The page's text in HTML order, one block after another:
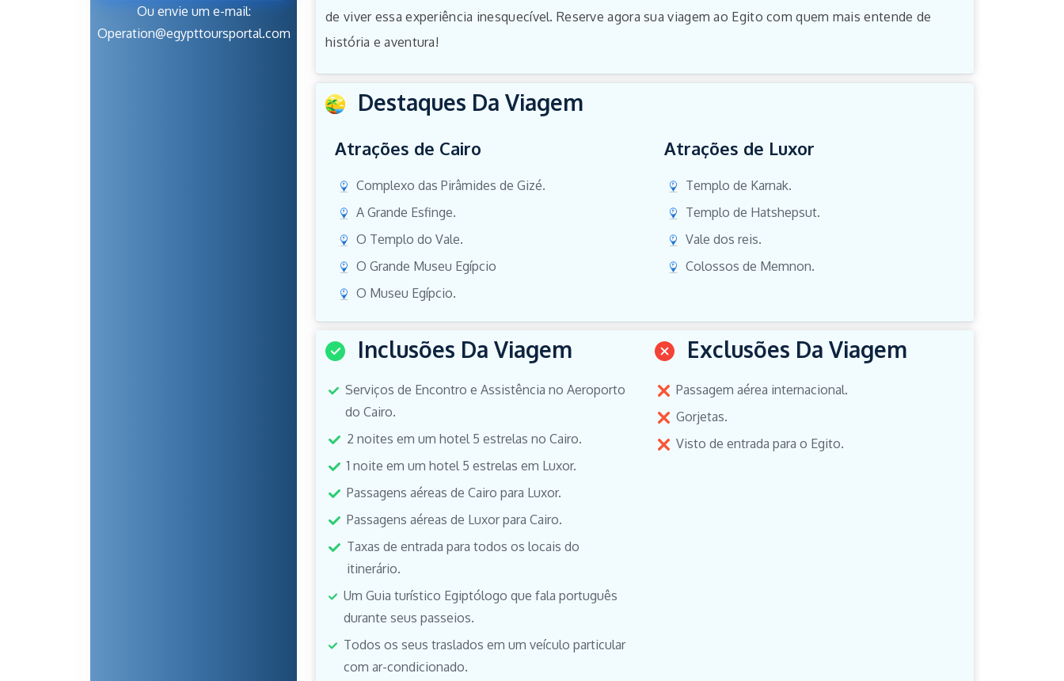
Ou envie um e-mail:
Operation@egypttoursportal.com
de viver essa experiência inesquecível. Reserve agora sua viagem ao Egito com quem mais entende de
história e aventura!
Destaques Da Viagem
Atrações de Cairo
Complexo das Pirâmides de Gizé.
A Grande Esfinge.
O Templo do Vale.
O Grande Museu Egípcio
O Museu Egípcio.
Atrações de Luxor
Templo de Karnak.
Templo de Hatshepsut.
Vale dos reis.
Colossos de Memnon.
Inclusões Da Viagem
Serviços de Encontro e Assistência no Aeroporto
do Cairo.
2 noites em um hotel 5 estrelas no Cairo.
1 noite em um hotel 5 estrelas em Luxor.
Passagens aéreas de Cairo para Luxor.
Passagens aéreas de Luxor para Cairo.
Taxas de entrada para todos os locais do
itinerário.
Um Guia turístico Egiptólogo que fala português
durante seus passeios.
Todos os seus traslados em um veículo particular
com ar-condicionado.
Exclusões Da Viagem
Passagem aérea internacional.
Gorjetas.
Visto de entrada para o Egito.